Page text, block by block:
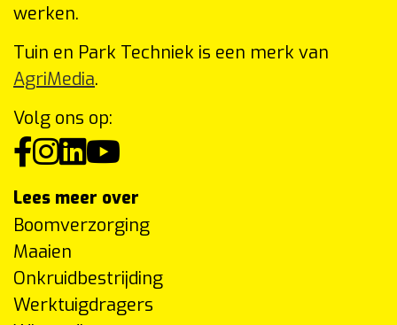
werken.
Tuin en Park Techniek is een merk van
AgriMedia.
Volg ons op:
Lees meer over
Boomverzorging
Maaien
Onkruidbestrijding
Werktuigdragers